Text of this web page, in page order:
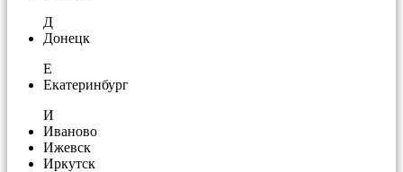
Д
Донецк
Е
Екатеринбург
И
Иваново
Ижевск
Иркутск